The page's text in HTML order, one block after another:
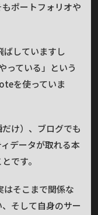
ポートフォリオや
していますし
っている」という
を使っていま
け）、ブログでも
データが取れる本
です。
そこまで関係な
そして自身のサー